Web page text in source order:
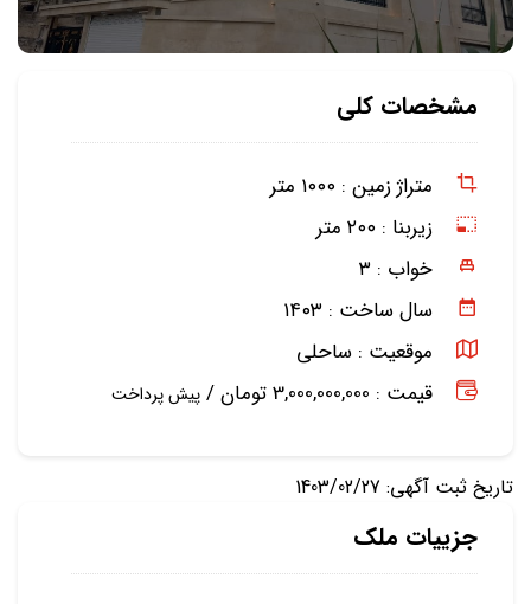
مشخصات کلی
متراژ زمین : ۱۰۰۰ متر
زیربنا : ۲۰۰ متر
خواب : ۳
سال ساخت : ۱۴۰۳
موقعیت : ساحلی
قیمت : 3,000,000,000 تومان /
پیش پرداخت
تاریخ ثبت آگهی: 1403/02/27
جزییات ملک